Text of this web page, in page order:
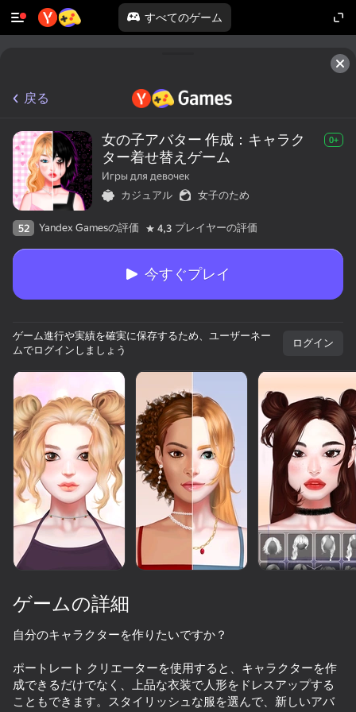
すべてのゲーム
愛されています. 「ノンゲーマー」でさえ
Chatting with Your Crushes 2
66
This Meme Won
School Simulator
46 55
戻る
女の子アバター 作成：キャラク
ター着せ替えゲーム
0+
Игры для девочек
カジュアル
女子のため
52 Yandex Gamesの評価 4,3 プレイヤーの評価
今すぐプレイ
ゲーム進行や実績を確実に保存するため、ユーザーネー
ムでログインしましょう
ログイン
ゲームの詳細
自分のキャラクターを作りたいですか？
ポートレート クリエーターを使用すると、キャラクターを作
成できるだけでなく、上品な衣装で人形をドレスアップする
こともできます。スタイリッシュな服を選んで、新しいアバ